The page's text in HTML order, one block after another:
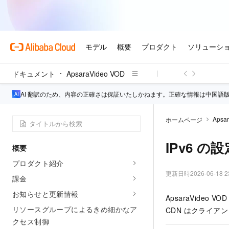
ドキュメント ApsaraVideo VOD
AI 翻訳のため、内容の正確さは保証いたしかねます。正確な情報は中国語
概要
プロダクト紹介
課金
お知らせと更新情報
リソースグループによるきめ細かなア
クセス制御
ホームページ
IPv6 の設
更新日時2026-06-18
ApsaraVideo
CDN はクライア